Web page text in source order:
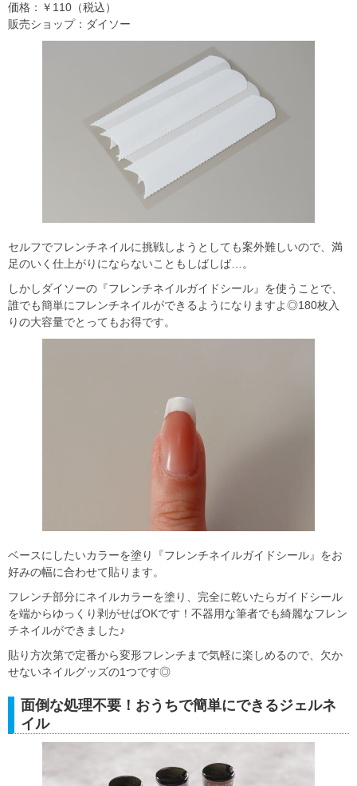
価格：￥110（税込）
販売ショップ：ダイソー
セルフでフレンチネイルに挑戦しようとしても案外難しいので、満
足のいく仕上がりにならないこともしばしば…。
しかしダイソーの『フレンチネイルガイドシール』を使うことで、
誰でも簡単にフレンチネイルができるようになりますよ◎180枚入
りの大容量でとってもお得です。
ベースにしたいカラーを塗り『フレンチネイルガイドシール』をお
好みの幅に合わせて貼ります。
フレンチ部分にネイルカラーを塗り、完全に乾いたらガイドシール
を端からゆっくり剥がせばOKです！不器用な筆者でも綺麗なフレン
チネイルができました♪
貼り方次第で定番から変形フレンチまで気軽に楽しめるので、欠か
せないネイルグッズの1つです◎
面倒な処理不要！おうちで簡単にできるジェルネ
イル